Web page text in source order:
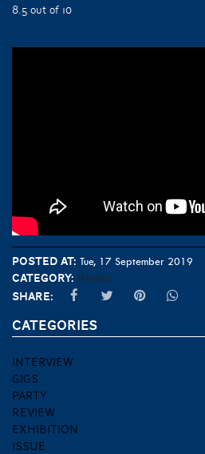
8.5 out of 10
Posted at: Tue, 17 September 2019
Category: Review
Share:
CATEGORIES
INTERVIEW
GIGS
PARTY
REVIEW
EXHIBITION
ISSUE